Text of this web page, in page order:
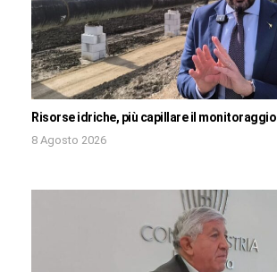
Risorse idriche, più capillare il monitoraggio
8 Agosto 2026